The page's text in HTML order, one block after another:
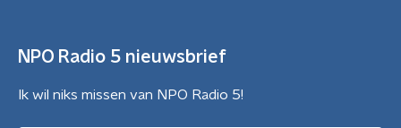
NPO Radio 5 nieuwsbrief
Ik wil niks missen van NPO Radio 5!